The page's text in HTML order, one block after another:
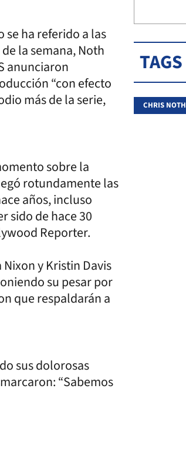
ha referido a las
la semana, Noth
anunciaron
“con efecto
más de la serie,
sobre la
rotundamente las
años, incluso
sido de hace 30
Reporter.
y Kristin Davis
su pesar por
que respaldarán a
sus dolorosas
“Sabemos
TAGS
CHRIS NOTH